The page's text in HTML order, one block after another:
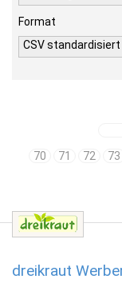
Format
CSV standardisiert
70
71 72 73
dreikraut